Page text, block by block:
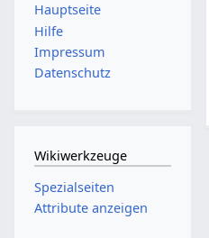
Hauptseite
Hilfe
Impressum
Datenschutz
Wikiwerkzeuge
Spezialseiten
Attribute anzeigen